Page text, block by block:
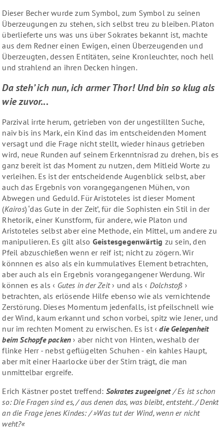
Dieser Becher wurde zum Symbol, zum Symbol zu seinen
Überzeugungen zu stehen, sich selbst treu zu bleiben. Platon
überlieferte uns was uns über Sokrates bekannt ist, machte
aus dem Redner einen Ewigen, einen Überzeugenden und
Überzeugten, dessen Entitäten, seine Kronleuchter, noch hell
und strahlend an ihren Decken hingen.
Da steh’ ich nun, ich armer Thor! Und bin so klug als
wie zuvor...
Parzival irrte herum, getrieben von der ungestillten Suche,
naiv bis ins Mark, ein Kind das im entscheidenden Moment
versagt und die Frage nicht stellt, wieder hinaus getrieben
wird, neue Runden auf seinem Erkenntnisrad zu drehen, bis es
ganz bereit ist das Moment zu nutzen, dem Mitleid Worte zu
verleihen. Es ist der entscheidende Augenblick selbst, aber
auch das Ergebnis von vorangegangenen Mühen, von
Abwegen und Geduld. Für Aristoteles ist dieser Moment
(Kairos) ‘das Gute in der Zeit’, für die Sophisten ein Stil in der
Rhetorik, einer Kunstform, für andere, wie Platon und
Aristoteles selbst aber eine Methode, ein Mittel, um andere zu
manipulieren. Es gilt also Geistesgegenwärtig zu sein, den
Pfeil abzuschießen wenn er reif ist; nicht zu zögern. Wir
könnnen es also als ein kummulatives Element betrachten,
aber auch als ein Ergebnis vorangegangener Werdung. Wir
können es als ‹ Gutes in der Zeit› und als ‹ Dolchstoß ›
betrachten, als erlösende Hilfe ebenso wie als vernichtende
Zerstörung. Dieses Momentum jedenfalls, ist pfeilschnell wie
der Wind, kaum erkannt und schon vorbei, spitz wie Jener, und
nur im rechten Moment zu erwischen. Es ist ‹die Gelegenheit
beim Schopfe packen › aber nicht von Hinten, weshalb der
flinke Herr - nebst geflügelten Schuhen - ein kahles Haupt,
aber mit einer Haarlocke über der Stirn trägt, die man
unmittelbar ergreife.
Erich Kästner postet treffend: Sokrates zugeeignet/ Es ist schon
so: Die Fragen sind es, / aus denen das, was bleibt, entsteht. / Denkt
an die Frage jenes Kindes: / »Was tut der Wind, wenn er nicht
weht?«